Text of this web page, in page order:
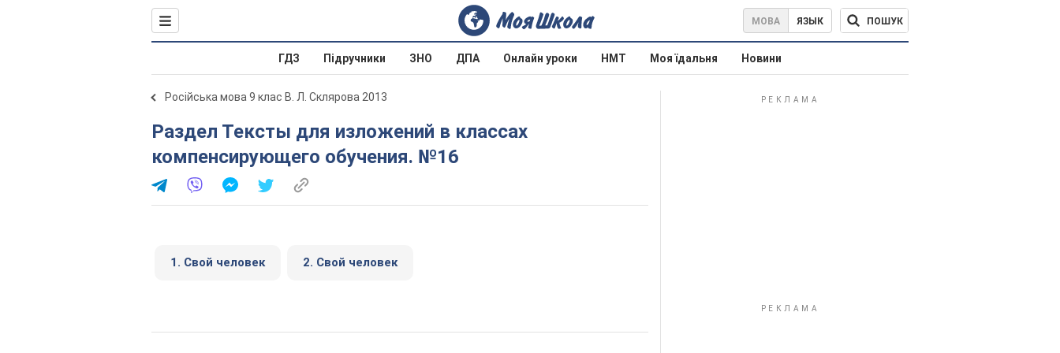
МОВА ЯЗЫК ПОШУК
ГДЗ Підручники ЗНО ДПА Онлайн уроки НМТ Моя їдальня Новини
Російська мова 9 клас В. Л. Склярова 2013
Раздел Тексты для изложений в классах
компенсирующего обучения. №16
1. Свой человек 2. Свой человек